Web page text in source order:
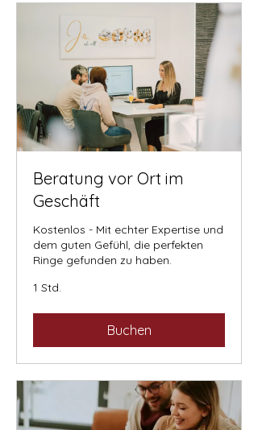
Beratung vor Ort im
Geschäft
Kostenlos - Mit echter Expertise und
dem guten Gefühl, die perfekten
Ringe gefunden zu haben.
1 Std.
Buchen